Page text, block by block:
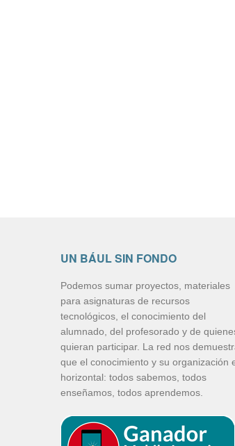
UN BÁUL SIN FONDO
Podemos sumar proyectos, materiales
para asignaturas de recursos
tecnológicos, el conocimiento del
alumnado, del profesorado y de
quieran participar. La red nos
que el conocimiento y su organización
horizontal: todos sabemos, todos
enseñamos, todos aprendemos.